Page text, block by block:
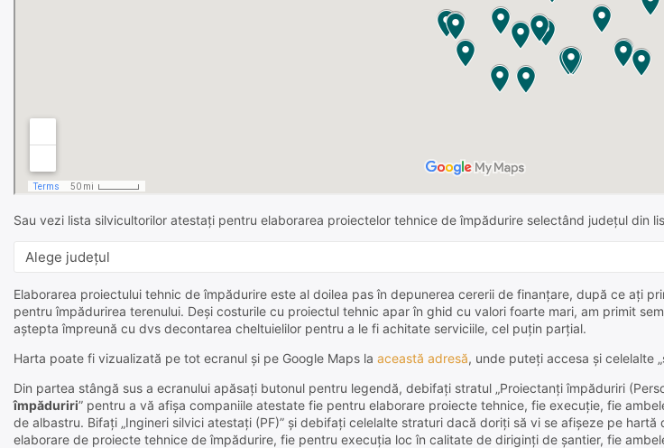
Sau vezi lista silvicultorilor atestați pentru elaborarea proiectelor tehnice de împădurire selectând județul din
Elaborarea proiectului tehnic de împădurire este al doilea pas în depunerea cererii de finanțare, după ce ați
pentru împădurirea terenului. Deși costurile cu proiectul tehnic apar în ghid cu valori foarte mari, am primit
aștepta împreună cu dvs decontarea cheltuielilor pentru a le fi achitate serviciile, cel puțin parțial.
Harta poate fi vizualizată pe tot ecranul și pe Google Maps la această adresă, unde puteți accesa și celelalte
Din partea stângă sus a ecranului apăsați butonul pentru legendă, debifați stratul „Proiectanți împăduriri
împăduriri” pentru a vă afișa companiile atestate fie pentru elaborare proiecte tehnice, fie execuție, fie
de albastru. Bifați „Ingineri silvici atestați (PF)” și debifați celelalte straturi dacă doriți să vi se afișeze pe
elaborare de proiecte tehnice de împădurire, fie pentru execuția loc în calitate de diriginți de șantier, fie